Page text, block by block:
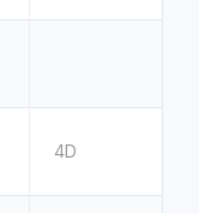
4D